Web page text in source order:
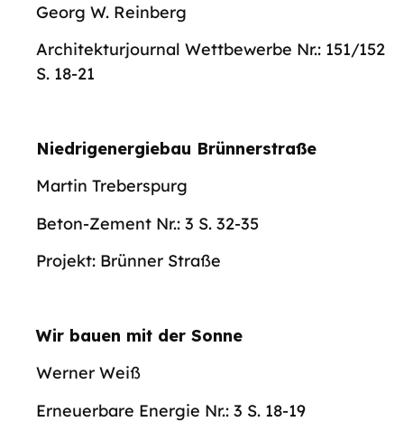
Georg W. Reinberg
Architekturjournal Wettbewerbe Nr.: 151/152
S. 18-21
Niedrigenergiebau Brünnerstraße
Martin Treberspurg
Beton-Zement Nr.: 3 S. 32-35
Projekt: Brünner Straße
Wir bauen mit der Sonne
Werner Weiß
Erneuerbare Energie Nr.: 3 S. 18-19